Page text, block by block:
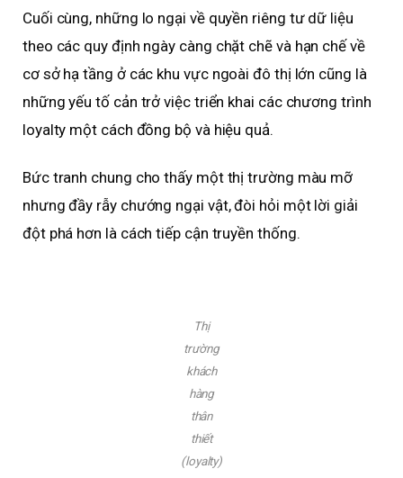
Cuối cùng, những lo ngại về quyền riêng tư dữ liệu
theo các quy định ngày càng chặt chẽ và hạn chế về
cơ sở hạ tầng ở các khu vực ngoài đô thị lớn cũng là
những yếu tố cản trở việc triển khai các chương trình
loyalty một cách đồng bộ và hiệu quả.
Bức tranh chung cho thấy một thị trường màu mỡ
nhưng đầy rẫy chướng ngại vật, đòi hỏi một lời giải
đột phá hơn là cách tiếp cận truyền thống.
Thị
trường
khách
hàng
thân
thiết
(loyalty)